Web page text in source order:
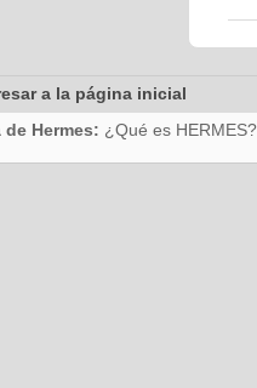
a la página inicial
de Hermes: ¿Qué es HERMES?